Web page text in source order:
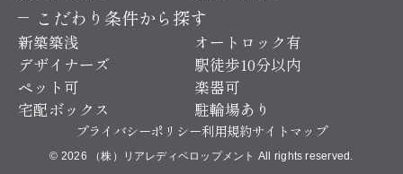
こだわり条件から探す
新築築浅
デザイナーズ
ペット可
宅配ボックス
オートロック有
駅徒歩10分以内
楽器可
駐輪場あり
プライバシーポリシー利用規約サイトマップ
© 2026 （株）リアレディベロップメント All rights reserved.